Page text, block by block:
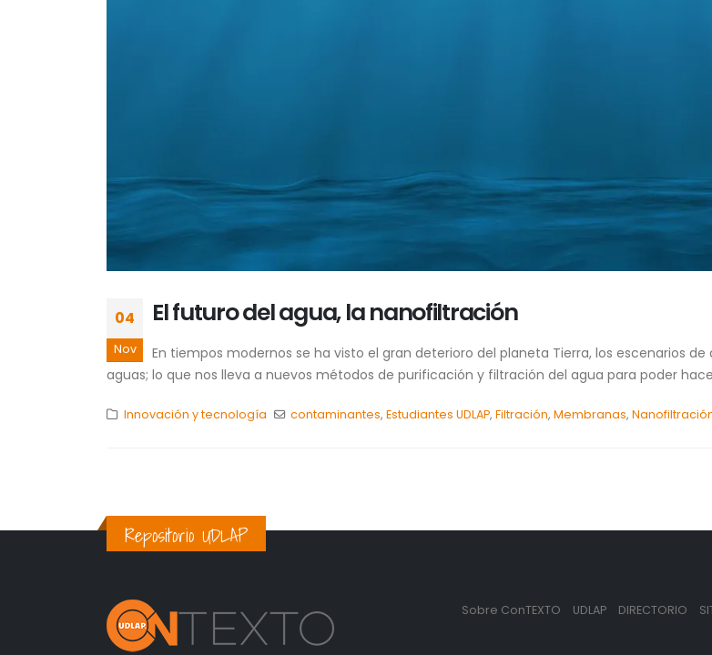
04
Nov
El futuro del agua, la nanofiltración
En tiempos modernos se ha visto el gran deterioro del planeta Tierra, los escenarios
aguas; lo que nos lleva a nuevos métodos de purificación y filtración del agua para poder
Innovación y tecnología contaminantes,Estudiantes UDLAP,Filtración,Membranas,
Repositorio UDLAP
Sobre ConTEXTO UDLAP DIRECTORIO